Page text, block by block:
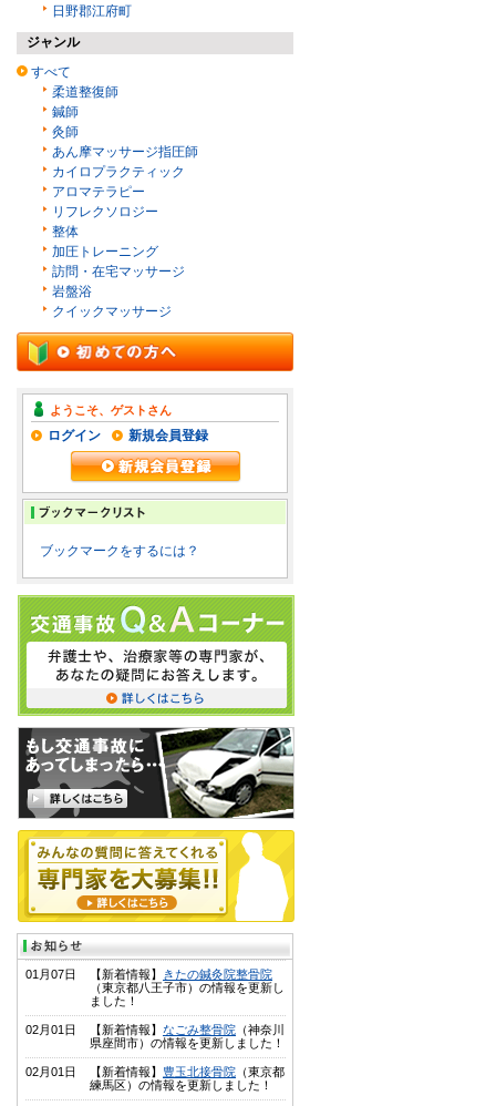
日野郡江府町
ジャンル
すべて
柔道整復師
鍼師
灸師
あん摩マッサージ指圧師
カイロプラクティック
アロマテラピー
リフレクソロジー
整体
加圧トレーニング
訪問・在宅マッサージ
岩盤浴
クイックマッサージ
ようこそ、ゲストさん
ログイン 新規会員登録
ブックマークをするには？
01月07日 【新着情報】
きたの鍼灸院整骨院
（東京都八王子市）の情報を更新し
ました！
02月01日 【新着情報】 なごみ整骨院 （神奈川
県座間市）の情報を更新しました！
02月01日 【新着情報】 豊玉北接骨院 （東京都
練馬区）の情報を更新しました！